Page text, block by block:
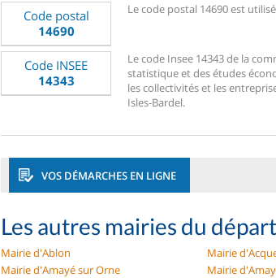
Code postal
14690
Le code postal 14690 est
Code INSEE
14343
Le code Insee 14343 de la
statistique et des études
les collectivités et les
Isles-Bardel.
VOS DÉMARCHES EN LIGNE
Les autres mairies du
Mairie d'Ablon Mairie
Mairie d'Amayé sur Orne
Mairie